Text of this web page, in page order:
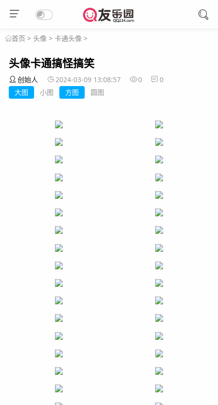
首页 > 头像 > 卡通头像 >
头像卡通搞怪搞笑
创始人 2024-03-09 13:08:57 0
0
大图
小图 方图 圆图